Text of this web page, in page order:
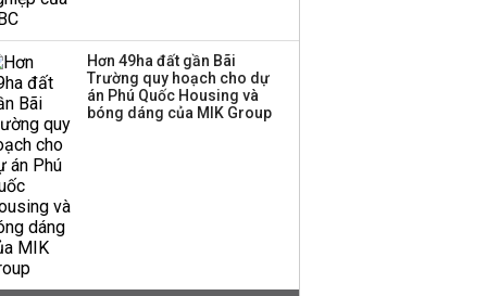
Hơn 49ha đất gần Bãi
Trường quy hoạch cho dự
án Phú Quốc Housing và
bóng dáng của MIK Group